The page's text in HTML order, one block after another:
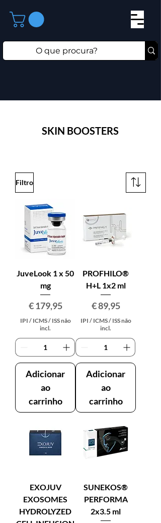
SKIN BOOSTERS
Filtro
JuveLook 1 x 50
mg
Preço
€ 179,95
IPI / ICMS / ISS não
incl.
Adicionar
ao
carrinho
PROFHILO®
H+L 1x2 ml
Preço
€ 89,95
IPI / ICMS / ISS não
incl.
Adicionar
ao
carrinho
EXOJUV
EXOSOMES
HYDROLYZED
SUNEKOS®
PERFORMA
2x3.5 ml